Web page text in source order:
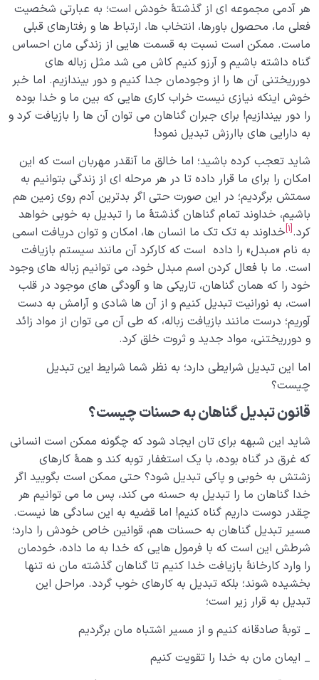
منظور از ریاضیات زمان چیست؛ آیا رحم زمانی دارای فرمول و
قواعد خاصی است؟
غفلت از فرصت ها و رحم های زمانی؛ پیامدها و راه های
پیشگیری از آن
رحم مکانی چیست و چطور می تواند در جبران گذشته و
تغییر مسیر زندگی به ما کمک کند؟
ما چیست؟
مفهوم قوس صعود و قوس نزول در نفس استاد و شاگرد
به چه معناست؟
حجاب ظلمانی و حجاب نورانی؛ مهم ترین موانع ارتباط با
ملکوت
شیطان دشمن آشکار 0/14
بیماری‌های پنهان روح 0/15
شناخت بهشت و جهنم
نگاه ابدی و آمادگی برای آخرت
از خیال تا سلامت قلب
انسان در مرکز آفرینش 0/9
دیدار جهان غیب 0/9
هر آدمی مجموعه ای از گذشتۀ خودش است؛ به عبارتی شخصیت
فعلی ما، محصول باورها، انتخاب ها، ارتباط ها و رفتارهای قبلی
ماست. ممکن است نسبت به قسمت هایی از زندگی مان احساس
گناه داشته باشیم و آرزو کنیم کاش می شد مثل زباله های
دورریختنی آن ها را از وجودمان جدا کنیم و دور بیندازیم. اما خبر
خوش اینکه نیازی نیست خراب کاری هایی که بین ما و خدا بوده
را دور بیندازیم! برای جبران گناهان می توان آن ها را بازیافت کرد و
به دارایی های باارزش تبدیل نمود!
شاید تعجب کرده باشید؛ اما خالق ما آنقدر مهربان است که این
امکان را برای ما قرار داده تا در هر مرحله ای از زندگی بتوانیم به
سمتش برگردیم؛ در این صورت حتی اگر بدترین آدم روی زمین هم
باشیم، خداوند تمام گناهان گذشتۀ ما را تبدیل به خوبی خواهد
کرد.[1] خداوند به تک تک ما انسان ها، امکان و توان دریافت اسمی
به نام «مبدل» را داده است که کارکرد آن مانند سیستم بازیافت
است. ما با فعال کردن اسم مبدل خود، می توانیم زباله های وجود
خود را که همان گناهان، تاریکی ها و آلودگی های موجود در قلب
است، به نورانیت تبدیل کنیم و از آن ها شادی و آرامش به دست
آوریم؛ درست مانند بازیافت زباله، که طی آن می توان از مواد زائد
و دورریختنی، مواد جدید و ثروت خلق کرد.
اما این تبدیل شرایطی دارد؛ به نظر شما شرایط این تبدیل
چیست؟
قانون تبدیل گناهان به حسنات چیست؟
شاید این شبهه برای تان ایجاد شود که چگونه ممکن است انسانی
که غرق در گناه بوده، با یک استغفار توبه کند و همۀ کارهای
زشتش به خوبی و پاکی تبدیل شود؟ حتی ممکن است بگویید اگر
خدا گناهان ما را تبدیل به حسنه می کند، پس ما می توانیم هر
چقدر دوست داریم گناه کنیم! اما قضیه به این سادگی ها نیست.
مسیر تبدیل گناهان به حسنات هم، قوانین خاص خودش را دارد؛
شرطش این است که با فرمول هایی که خدا به ما داده، خودمان
را وارد کارخانۀ بازیافت خدا کنیم تا گناهان گذشته مان نه تنها
بخشیده شوند؛ بلکه تبدیل به کارهای خوب گردد. مراحل این
تبدیل به قرار زیر است؛
_ توبۀ صادقانه کنیم و از مسیر اشتباه مان برگردیم
_ ایمان مان به خدا را تقویت کنیم